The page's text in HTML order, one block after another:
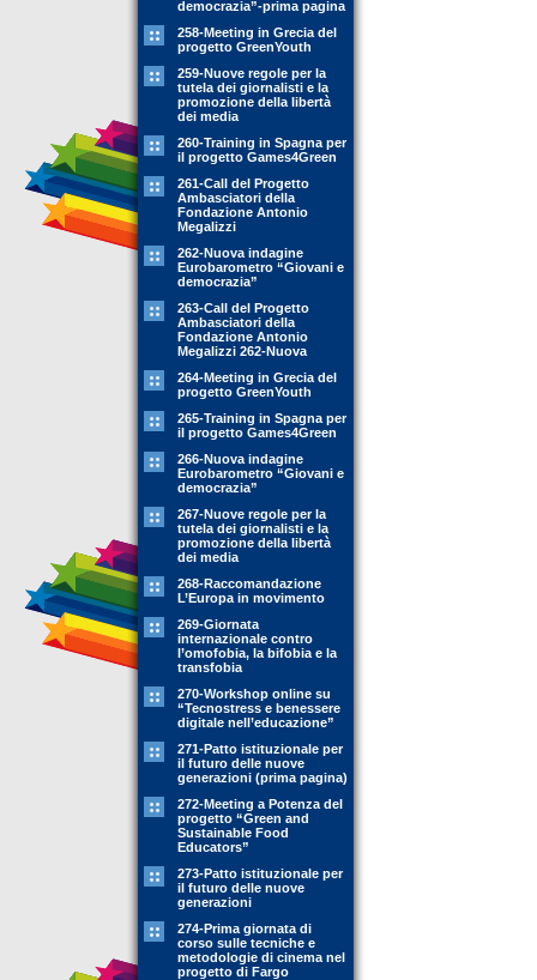
democrazia”-prima pagina
258-Meeting in Grecia del
progetto GreenYouth
259-Nuove regole per la
tutela dei giornalisti e la
promozione della libertà
dei media
260-Training in Spagna per
il progetto Games4Green
261-Call del Progetto
Ambasciatori della
Fondazione Antonio
Megalizzi
262-Nuova indagine
Eurobarometro “Giovani e
democrazia”
263-Call del Progetto
Ambasciatori della
Fondazione Antonio
Megalizzi 262-Nuova
264-Meeting in Grecia del
progetto GreenYouth
265-Training in Spagna per
il progetto Games4Green
266-Nuova indagine
Eurobarometro “Giovani e
democrazia”
267-Nuove regole per la
tutela dei giornalisti e la
promozione della libertà
dei media
268-Raccomandazione
L’Europa in movimento
269-Giornata
internazionale contro
l’omofobia, la bifobia e la
transfobia
270-Workshop online su
“Tecnostress e benessere
digitale nell’educazione”
271-Patto istituzionale per
il futuro delle nuove
generazioni (prima pagina)
272-Meeting a Potenza del
progetto “Green and
Sustainable Food
Educators”
273-Patto istituzionale per
il futuro delle nuove
generazioni
274-Prima giornata di
corso sulle tecniche e
metodologie di cinema nel
progetto di Fargo